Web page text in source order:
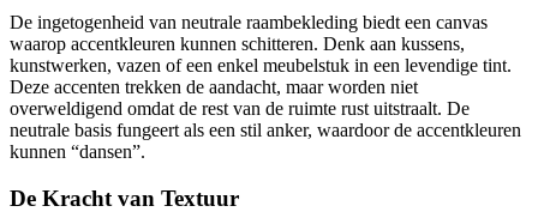
De ingetogenheid van neutrale raambekleding biedt een canvas
waarop accentkleuren kunnen schitteren. Denk aan kussens,
kunstwerken, vazen of een enkel meubelstuk in een levendige tint.
Deze accenten trekken de aandacht, maar worden niet
overweldigend omdat de rest van de ruimte rust uitstraalt. De
neutrale basis fungeert als een stil anker, waardoor de accentkleuren
kunnen “dansen”.
De Kracht van Textuur